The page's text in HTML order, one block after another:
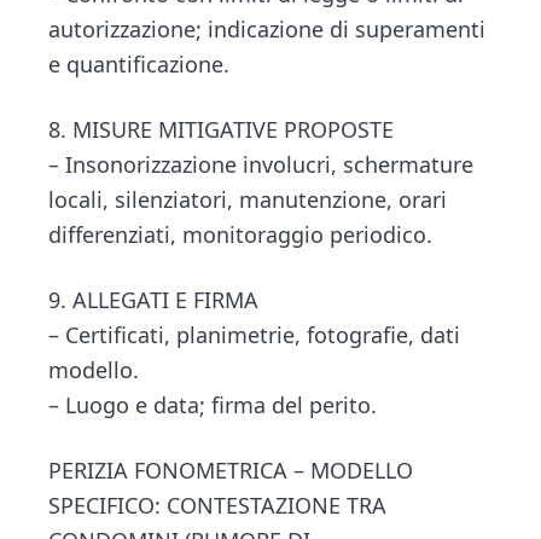
autorizzazione; indicazione di superamenti
e quantificazione.
8. MISURE MITIGATIVE PROPOSTE
– Insonorizzazione involucri, schermature
locali, silenziatori, manutenzione, orari
differenziati, monitoraggio periodico.
9. ALLEGATI E FIRMA
– Certificati, planimetrie, fotografie, dati
modello.
– Luogo e data; firma del perito.
PERIZIA FONOMETRICA – MODELLO
SPECIFICO: CONTESTAZIONE TRA